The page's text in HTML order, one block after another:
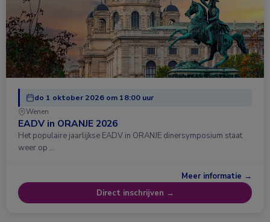
do 1 oktober 2026 om 18:00 uur
Wenen
EADV in ORANJE 2026
Het populaire jaarlijkse EADV in ORANJE dinersymposium staat
weer op …
Meer informatie →
Direct inschrijven →